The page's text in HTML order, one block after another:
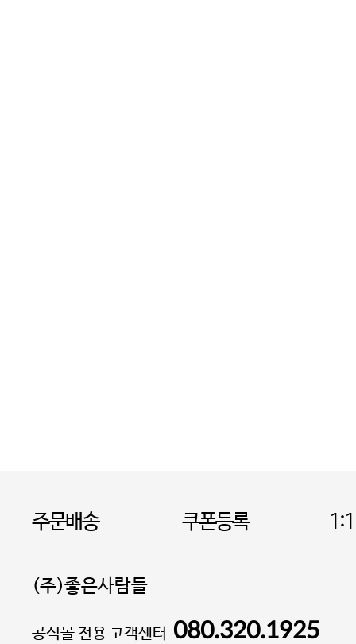
주문배송 쿠폰등록
(주)좋은사람들
대표 이성현,박영환| 개인정보관리책임자 김상현
공식몰 전용 고객센터 080.320.1925